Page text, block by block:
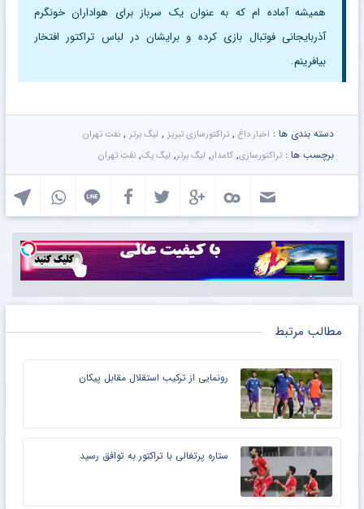
همیشه آماده ام که به عنوان یک سرباز برای هواداران خونگرم
آذربایجانی فوتبال بازی کرده و برایشان در لباس تراکتور افتخار
بیافرینم.
دسته بندی ها : اخبار داغ , تراکتورسازی تبریز , لیگ برتر , نفت تهران
برچسب ها : تراکتورسازی, کامدار, لیگ برتر, لیگ یک, نفت تهران
مطالب مرتبط
رونمایی از ترکیب استقلال مقابل پیکان
ستاره پرتغالی با تراکتور به توافق رسید